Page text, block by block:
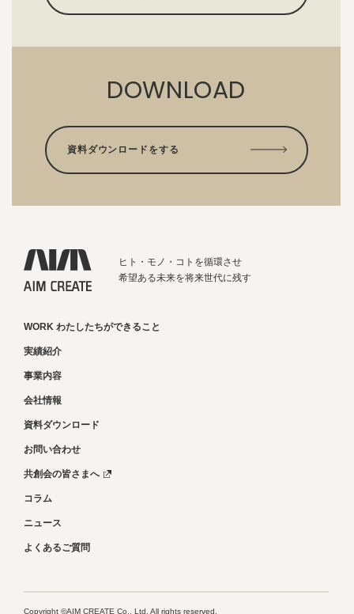
DOWNLOAD
資料ダウンロードをする
ヒト・モノ・コトを循環させ
希望ある未来を将来世代に残す
WORK わたしたちができること
実績紹介
事業内容
会社情報
資料ダウンロード
お問い合わせ
共創会の皆さまへ
コラム
ニュース
よくあるご質問
Copyright ©AIM CREATE Co., Ltd. All rights reserved.